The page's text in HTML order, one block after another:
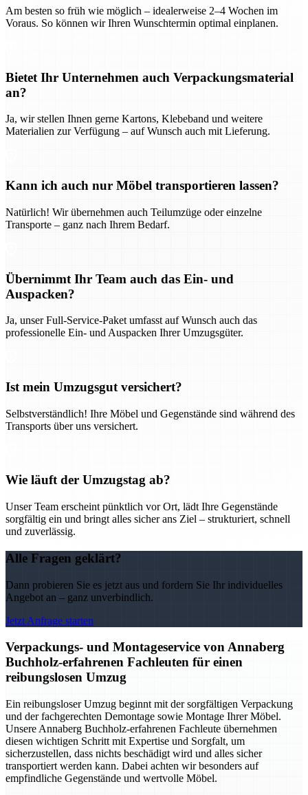
Am besten so früh wie möglich – idealerweise 2–4 Wochen im
Voraus. So können wir Ihren Wunschtermin optimal einplanen.
Bietet Ihr Unternehmen auch Verpackungsmaterial
an?
Ja, wir stellen Ihnen gerne Kartons, Klebeband und weitere
Materialien zur Verfügung – auf Wunsch auch mit Lieferung.
Kann ich auch nur Möbel transportieren lassen?
Natürlich! Wir übernehmen auch Teilumzüge oder einzelne
Transporte – ganz nach Ihrem Bedarf.
Übernimmt Ihr Team auch das Ein- und
Auspacken?
Ja, unser Full-Service-Paket umfasst auf Wunsch auch das
professionelle Ein- und Auspacken Ihrer Umzugsgüter.
Ist mein Umzugsgut versichert?
Selbstverständlich! Ihre Möbel und Gegenstände sind während des
Transports über uns versichert.
Wie läuft der Umzugstag ab?
Unser Team erscheint pünktlich vor Ort, lädt Ihre Gegenstände
sorgfältig ein und bringt alles sicher ans Ziel – strukturiert, schnell
und zuverlässig.
Alle Fragen geklärt?
Dann probieren Sie es jetzt aus und fordern Sie Ihr individuelles
Angebot an – ganz unverbindlich.
Jetzt Anfrage starten
Verpackungs- und Montageservice von Annaberg
Buchholz-erfahrenen Fachleuten für einen
reibungslosen Umzug
Ein reibungsloser Umzug beginnt mit der sorgfältigen Verpackung
und der fachgerechten Demontage sowie Montage Ihrer Möbel.
Unsere Annaberg Buchholz-erfahrenen Fachleute übernehmen
diesen wichtigen Schritt mit Expertise und Sorgfalt, um
sicherzustellen, dass nichts beschädigt wird und alles sicher
transportiert werden kann. Dabei achten wir besonders auf
empfindliche Gegenstände und wertvolle Möbel.